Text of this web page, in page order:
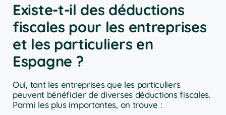
Existe-t-il des déductions
fiscales pour les entreprises
et les particuliers en
Espagne ?
Oui, tant les entreprises que les particuliers
peuvent bénéficier de diverses déductions fiscales.
Parmi les plus importantes, on trouve :